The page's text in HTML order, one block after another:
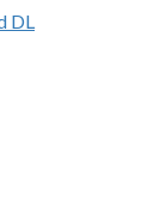
DL